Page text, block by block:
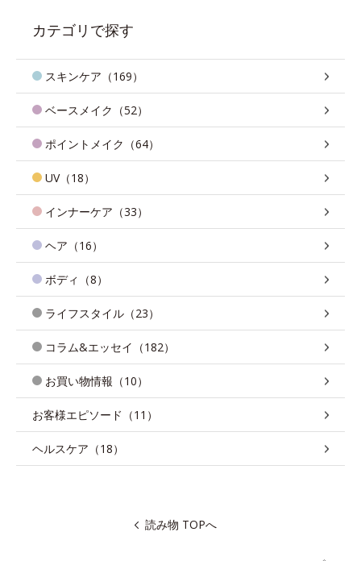
カテゴリで探す
スキンケア（169）
ベースメイク（52）
ポイントメイク（64）
UV（18）
インナーケア（33）
ヘア（16）
ボディ（8）
ライフスタイル（23）
コラム&エッセイ（182）
お買い物情報（10）
お客様エピソード（11）
ヘルスケア（18）
読み物 TOPへ